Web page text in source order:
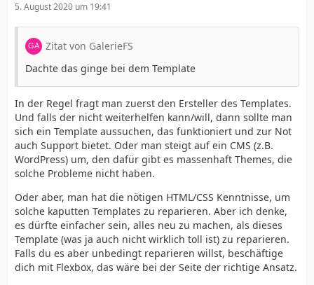
5. August 2020 um 19:41
Zitat von GalerieFS
Dachte das ginge bei dem Template
In der Regel fragt man zuerst den Ersteller des Templates.
Und falls der nicht weiterhelfen kann/will, dann sollte man
sich ein Template aussuchen, das funktioniert und zur Not
auch Support bietet. Oder man steigt auf ein CMS (z.B.
WordPress) um, den dafür gibt es massenhaft Themes, die
solche Probleme nicht haben.
Oder aber, man hat die nötigen HTML/CSS Kenntnisse, um
solche kaputten Templates zu reparieren. Aber ich denke,
es dürfte einfacher sein, alles neu zu machen, als dieses
Template (was ja auch nicht wirklich toll ist) zu reparieren.
Falls du es aber unbedingt reparieren willst, beschäftige
dich mit Flexbox, das wäre bei der Seite der richtige Ansatz.